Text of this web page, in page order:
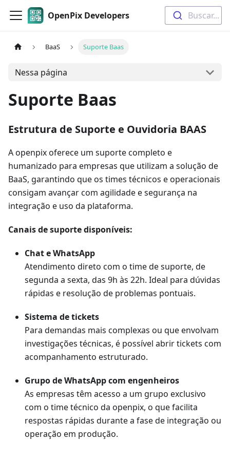
OpenPix Developers Buscar...
BaaS Suporte Baas
Nessa página
Suporte Baas
Estrutura de Suporte e Ouvidoria BAAS
A openpix oferece um suporte completo e
humanizado para empresas que utilizam a solução de
BaaS, garantindo que os times técnicos e operacionais
consigam avançar com agilidade e segurança na
integração e uso da plataforma.
Canais de suporte disponíveis:
Chat e WhatsApp
Atendimento direto com o time de suporte, de
segunda a sexta, das 9h às 22h. Ideal para dúvidas
rápidas e resolução de problemas pontuais.
Sistema de tickets
Para demandas mais complexas ou que envolvam
investigações técnicas, é possível abrir tickets com
acompanhamento estruturado.
Grupo de WhatsApp com engenheiros
As empresas têm acesso a um grupo exclusivo
com o time técnico da openpix, o que facilita
respostas rápidas durante a fase de integração ou
operação em produção.